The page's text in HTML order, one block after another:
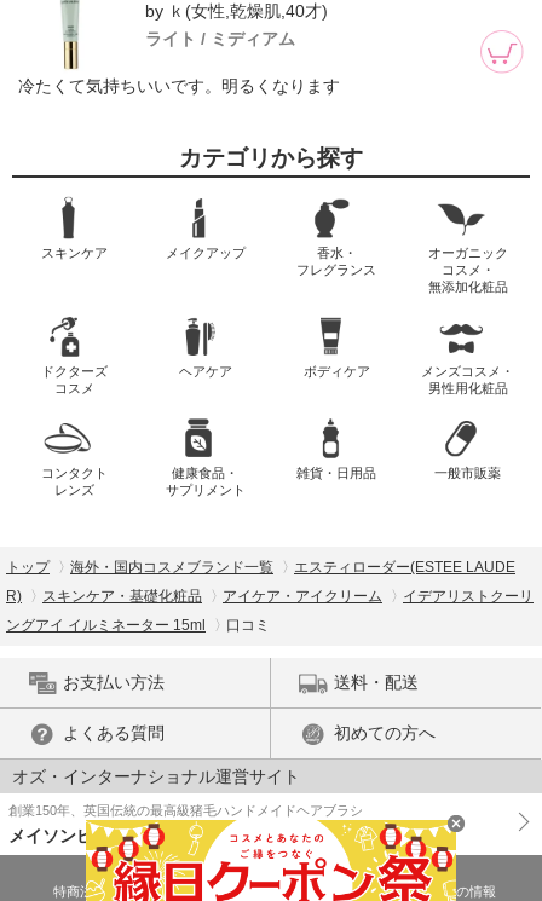
by ｋ(女性,乾燥肌,40才)
ライト / ミディアム
冷たくて気持ちいいです。明るくなります
カテゴリから探す
スキンケア メイクアップ
香水・
フレグランス
オーガニック
コスメ・
無添加化粧品
ドクターズ
コスメ
ヘアケア ボディケア
メンズコスメ・
男性用化粧品
コンタクト
レンズ
健康食品・
サプリメント
雑貨・日用品 一般市販薬
トップ 海外・国内コスメブランド一覧
エスティローダー(ESTEE LAUDE
R)
スキンケア・基礎化粧品 アイケア・アイクリーム
イデアリストクーリ
ングアイ イルミネーター 15ml
口コミ
お支払い方法 送料・配送
よくある質問 初めての方へ
オズ・インターナショナル運営サイト
創業150年、英国伝統の最高級猪毛ハンドメイドヘアブラシ
メイソンピアソン
特商法に基づく表示 プライバシーポリシー 医薬品販売許可証の情報